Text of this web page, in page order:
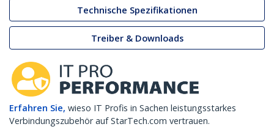
Technische Spezifikationen
Treiber & Downloads
Erfahren Sie, wieso IT Profis in Sachen leistungsstarkes
Verbindungszubehör auf StarTech.com vertrauen.